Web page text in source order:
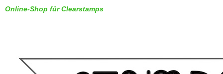
Online-Shop für Clearstamps